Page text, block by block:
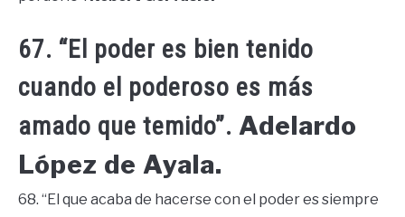
67. “El poder es bien tenido
cuando el poderoso es más
amado que temido”. Adelardo
López de Ayala.
68. “El que acaba de hacerse con el poder es siempre